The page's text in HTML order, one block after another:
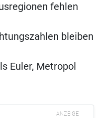
fehlen
bleiben
Euler, Metropol
ANZEIGE